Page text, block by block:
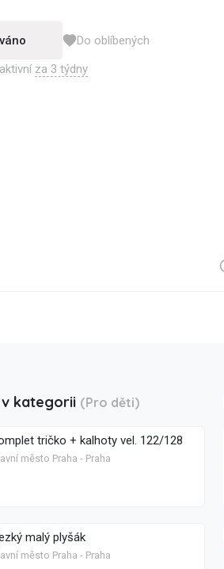
Do oblíbených
za 3 týdny
kategorii (Pro děti)
tričko + kalhoty vel. 122/128
město Praha - Praha
malý plyšák
město Praha - Praha